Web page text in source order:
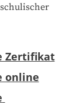
Zertifikat
online